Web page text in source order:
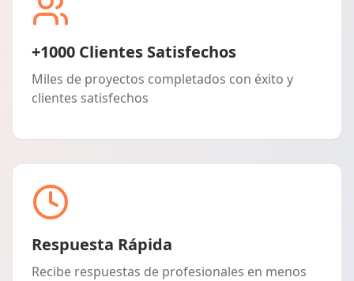
+1000 Clientes Satisfechos
Miles de proyectos completados con éxito y
clientes satisfechos
Respuesta Rápida
Recibe respuestas de profesionales en menos